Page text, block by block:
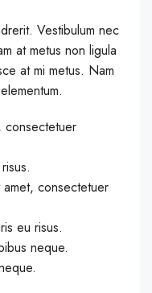
Vestibulum nec
at metus non ligula
at mi metus. Nam
consectetuer
consectetuer
eu risus.
neque.